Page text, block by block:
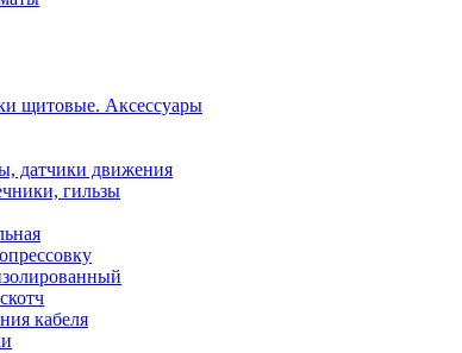
щитовые. Аксессуары
датчики движения
гильзы
кабеля